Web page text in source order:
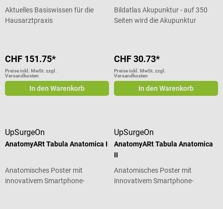
Aktuelles Basiswissen für die
Hausarztpraxis
CHF 151.75*
Preise inkl. MwSt. zzgl.
Versandkosten
In den Warenkorb
Bildatlas Akupunktur - auf 350
Seiten wird die Akupunktur
CHF 30.73*
Preise inkl. MwSt. zzgl.
Versandkosten
In den Warenkorb
UpSurgeOn
AnatomyARt Tabula Anatomica I
Anatomisches Poster mit
innovativem Smartphone-
UpSurgeOn
AnatomyARt Tabula Anatomica
II
Anatomisches Poster mit
innovativem Smartphone-